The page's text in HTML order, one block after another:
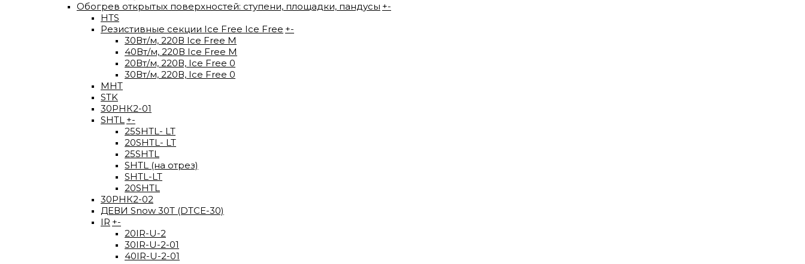
Обогрев открытых поверхностей: ступени, площадки, пандусы +-
HTS
Резистивные секции Ice Free Ice Free +-
30Вт/м, 220В Ice Free М
40Вт/м, 220В Ice Free M
20Вт/м, 220В, Ice Free 0
30Вт/м, 220В, Ice Free 0
МНТ
STK
30РНК2-01
SHTL +-
25SHTL- LT
20SHTL- LT
25SHTL
SHTL (на отрез)
SHTL-LT
20SHTL
30РНК2-02
ДЕВИ Snow 30T (DTCE-30)
IR +-
20IR-U-2
30IR-U-2-01
40IR-U-2-01